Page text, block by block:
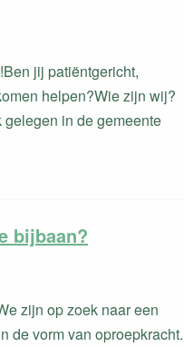
jij patiëntgericht,
helpen?Wie zijn wij?
in de gemeente
bijbaan?
zijn op zoek naar een
de vorm van oproepkracht.